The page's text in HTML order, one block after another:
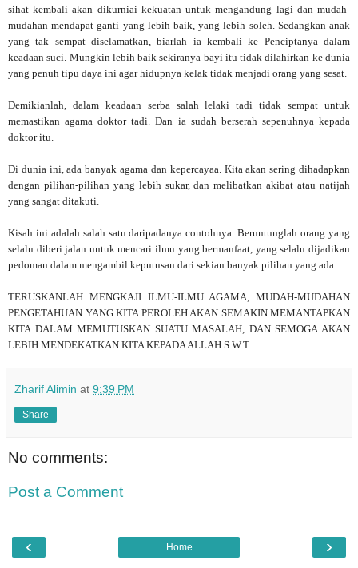
sihat kembali akan dikurniai kekuatan untuk mengandung lagi dan mudah-
mudahan mendapat ganti yang lebih baik, yang lebih soleh. Sedangkan anak
yang tak sempat diselamatkan, biarlah ia kembali ke Penciptanya dalam
keadaan suci. Mungkin lebih baik sekiranya bayi itu tidak dilahirkan ke dunia
yang penuh tipu daya ini agar hidupnya kelak tidak menjadi orang yang sesat.
Demikianlah, dalam keadaan serba salah lelaki tadi tidak sempat untuk
memastikan agama doktor tadi. Dan ia sudah berserah sepenuhnya kepada
doktor itu.
Di dunia ini, ada banyak agama dan kepercayaa. Kita akan sering dihadapkan
dengan pilihan-pilihan yang lebih sukar, dan melibatkan akibat atau natijah
yang sangat ditakuti.
Kisah ini adalah salah satu daripadanya contohnya. Beruntunglah orang yang
selalu diberi jalan untuk mencari ilmu yang bermanfaat, yang selalu dijadikan
pedoman dalam mengambil keputusan dari sekian banyak pilihan yang ada.
TERUSKANLAH MENGKAJI ILMU-ILMU AGAMA, MUDAH-MUDAHAN
PENGETAHUAN YANG KITA PEROLEH AKAN SEMAKIN MEMANTAPKAN
KITA DALAM MEMUTUSKAN SUATU MASALAH, DAN SEMOGA AKAN
LEBIH MENDEKATKAN KITA KEPADA ALLAH S.W.T
Zharif Alimin at 9:39 PM
Share
No comments:
Post a Comment
‹ ›
Home